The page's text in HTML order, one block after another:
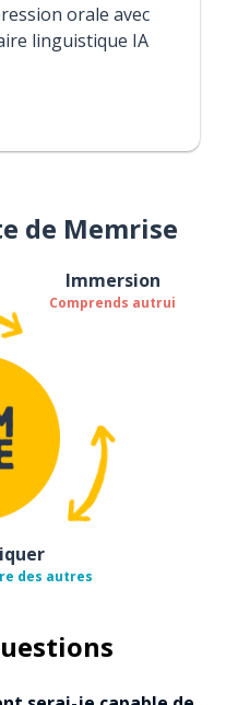
orale avec
linguistique IA
de Memrise
Immersion
Comprends autrui
des autres